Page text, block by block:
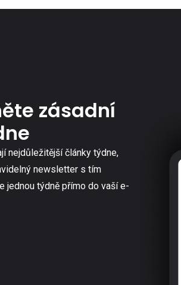
zásadní
nejdůležitější články týdne,
newsletter s tím
jednou týdně přímo do vaší e-